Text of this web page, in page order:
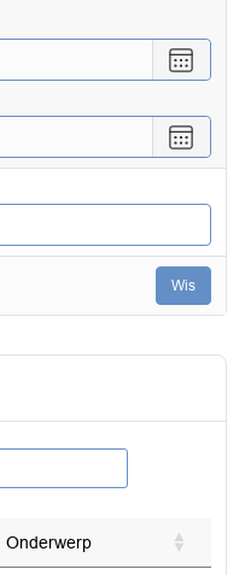
een
vanaf
een
tot
met
Wis
Onderwerp